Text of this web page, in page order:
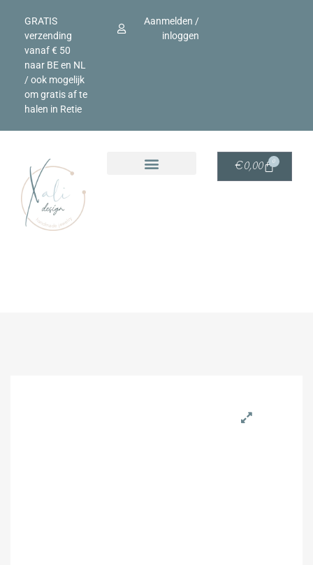
GRATIS
verzending
vanaf € 50
naar BE en NL
/ ook mogelijk
om gratis af te
halen in Retie
Aanmelden /
inloggen
€0,00 0